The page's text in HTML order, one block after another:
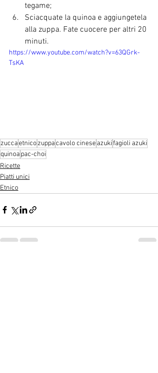
tegame;
Sciacquate la quinoa e aggiungetela
alla zuppa. Fate cuocere per altri 20
minuti.
https://www.youtube.com/watch?v=63QGrk-
TsKA
zuccaetnicozuppacavolo cineseazukifagioli azuki
quinoa pac-choi
Ricette
Piatti unici
Etnico